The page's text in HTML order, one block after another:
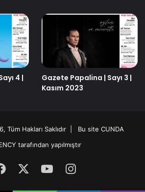
4 |
Gazete Papalina | Sayı 3 |
Kasım 2023
Tüm Hakları Saklıdır | Bu site CUNDA
tarafından yapılmıştır
FacebookYouTubeInstagram